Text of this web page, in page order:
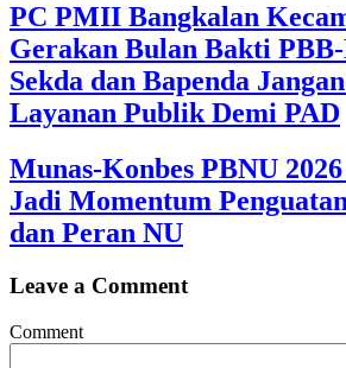
PC PMII Bangkalan
Gerakan Bulan Bakti PBB-
Sekda dan Bapenda
Layanan Publik Demi PAD
Munas-Konbes PBNU
Jadi Momentum
dan Peran NU
Leave a Comment
Comment